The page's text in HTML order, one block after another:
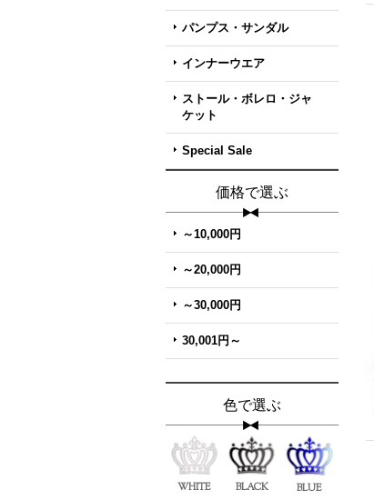
パンプス・サンダル
インナーウエア
ストール・ボレロ・ジャ
ケット
Special Sale
価格で選ぶ
～10,000円
～20,000円
～30,000円
30,001円～
色で選ぶ
WHITE BLACK BLUE